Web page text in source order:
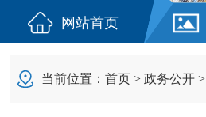
网站首页
当前位置： 首页 > 政务公开 >